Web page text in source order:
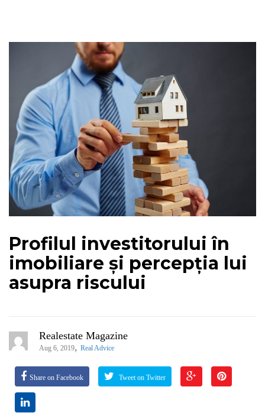
Profilul investitorului în
imobiliare și percepția lui
asupra riscului
Realestate Magazine
Aug 6, 2019, Real Advice
Share on Facebook Tweet on Twitter